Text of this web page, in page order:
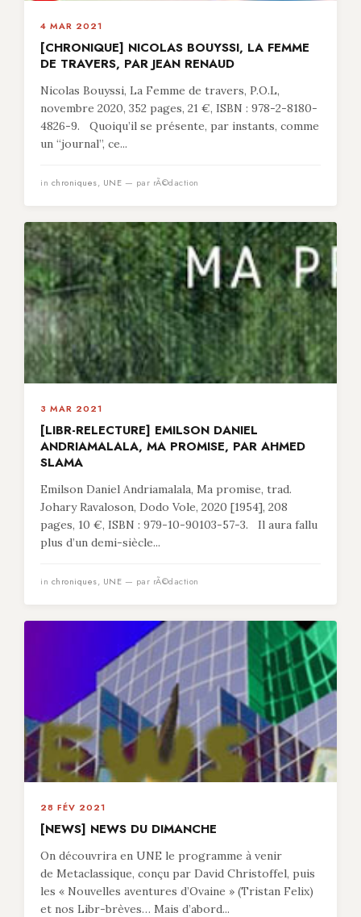
4 MAR 2021
[CHRONIQUE] NICOLAS BOUYSSI, LA FEMME
DE TRAVERS, PAR JEAN RENAUD
Nicolas Bouyssi, La Femme de travers, P.O.L,
novembre 2020, 352 pages, 21 €, ISBN : 978-2-8180-
4826-9. Quoiqu’il se présente, par instants, comme
un “journal”, ce...
in chroniques, UNE — par rÃ©daction
3 MAR 2021
[LIBR-RELECTURE] EMILSON DANIEL
ANDRIAMALALA, MA PROMISE, PAR AHMED
SLAMA
Emilson Daniel Andriamalala, Ma promise, trad.
Johary Ravaloson, Dodo Vole, 2020 [1954], 208
pages, 10 €, ISBN : 979-10-90103-57-3. Il aura fallu
plus d’un demi-siècle...
in chroniques, UNE — par rÃ©daction
28 FÉV 2021
[NEWS] NEWS DU DIMANCHE
On découvrira en UNE le programme à venir
de Metaclassique, conçu par David Christoffel, puis
les « Nouvelles aventures d’Ovaine » (Tristan Felix)
et nos Libr-brèves… Mais d’abord...